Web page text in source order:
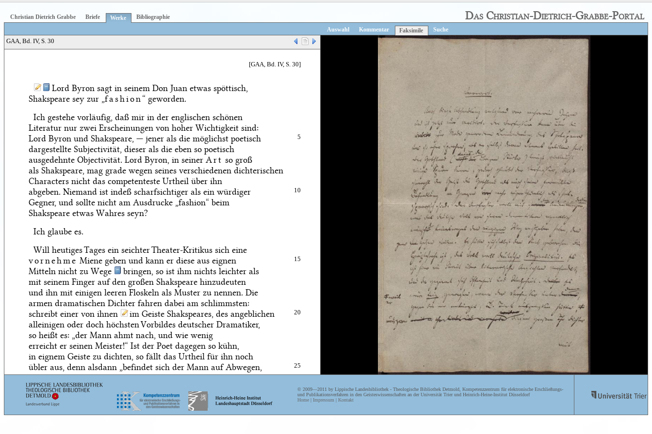
Das Christian-Dietrich-Grabbe-Portal
Christian Dietrich Grabbe Briefe Werke
Bibliographie
Auswahl
Kommentar Faksimile Suche
GAA, Bd. IV, S. 30
[GAA, Bd. IV, S. 30]
Lord Byron sagt in seinem Don Juan etwas spöttisch,
Shakspeare sey zur „fashion“ geworden.
Ich gestehe vorläufig, daß mir in der englischen schönen
Literatur nur zwei Erscheinungen von hoher Wichtigkeit sind:
5
Lord Byron und Shakspeare, — jener als die möglichst poetisch
dargestellte Subjectivität, dieser als die eben so poetisch
ausgedehnte Objectivität. Lord Byron, in seiner Art so groß
als Shakspeare, mag grade wegen seines verschiedenen dichterischen
Characters nicht das competenteste Urtheil über ihn
10
abgeben. Niemand ist indeß scharfsichtiger als ein würdiger
Gegner, und sollte nicht am Ausdrucke „fashion“ beim
Shakspeare etwas Wahres seyn?
Ich glaube es.
Will heutiges Tages ein seichter Theater-Kritikus sich eine
15
vornehme Miene geben und kann er diese aus eignen
Mitteln nicht zu Wege
bringen, so ist ihm nichts leichter als
mit seinem Finger auf den großen Shakspeare hinzudeuten
und ihn mit einigen leeren Floskeln als Muster zu nennen. Die
armen dramatischen Dichter fahren dabei am schlimmsten:
20
schreibt einer von ihnen
im Geiste Shakspeares, des angeblichen
alleinigen oder doch höchsten Vorbildes deutscher Dramatiker,
so heißt es: „der Mann ahmt nach, und wie wenig
erreicht er seinen Meister!“ Ist der Poet dagegen so kühn,
in eignem Geiste zu dichten, so fällt das Urtheil für ihn noch
25
übler aus, denn alsdann „befindet sich der Mann auf Abwegen,
es ist ihm zu rathen, Wahrheit und Natur, nicht etwa
in ihr selbst, sondern in ihrem einzigen Spiegel, im Shakspeare
zu studiren.“
Drei Fragen müssen uns hier beschäftigen.
© 2009—2011 by Lippische Landesbibliothek - Theologische Bibliothek Detmold, Kompetenzzentrum für elektronische Erschließungs-
und Publikationsverfahren in den Geisteswissenschaften an der Universität Trier und Heinrich-Heine-Institut Düsseldorf
Home | Impressum | Kontakt